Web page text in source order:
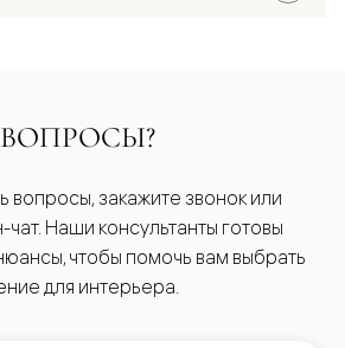
вопросы, закажите звонок или
Наши консультанты готовы
чтобы помочь вам выбрать
для интерьера.